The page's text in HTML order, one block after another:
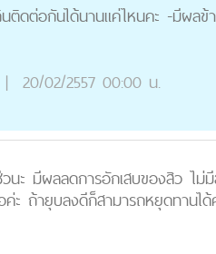
ดต่อกันได้นานแค่ไหนคะ -มีผลข้
| 20/02/2557 00:00 น.
ะ มีผลลดการอักเสบของสิว ไ
ถ้ายุบลงดีก็สามารถหยุดทานไ